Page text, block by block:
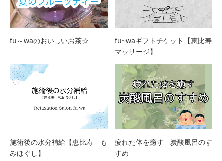
fu～waのおいしいお茶☆
fu~waギフトチケット【恵比寿
マッサージ】
施術後の水分補給【恵比寿 も
みほぐし】
疲れた体を癒す 炭酸風呂のす
すめ